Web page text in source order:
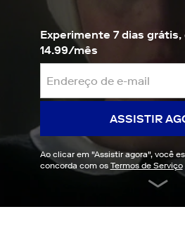
Experimente 7 dias grátis,
14.99/mês
ASSISTIR
Ao clicar em "Assistir agora", você
concorda com os Termos de Serviço